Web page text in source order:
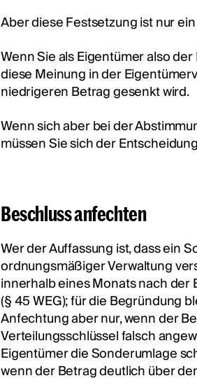
Aber diese Festsetzung ist nur
Wenn Sie als Eigentümer also
diese Meinung in der
niedrigeren Betrag gesenkt wird.
Wenn sich aber bei der
müssen Sie sich der
Beschluss anfechten
Wer der Auffassung ist, dass ein
ordnungsmäßiger Verwaltung
innerhalb eines Monats nach
(§ 45 WEG); für die Begründung
Anfechtung aber nur, wenn der
Verteilungsschlüssel falsch
Eigentümer die Sonderumlage
wenn der Betrag deutlich über